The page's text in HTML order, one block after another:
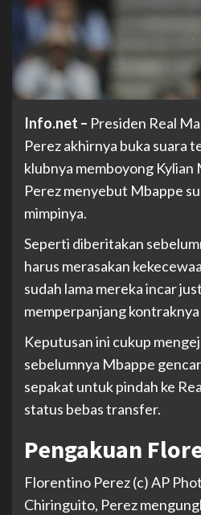
Info.net – Presiden Real
Perez akhirnya buka suara
klubnya memboyong Kylian
Perez menyebut Mbappe
mimpinya.
Seperti diberitakan
harus merasakan
sudah lama mereka incar
memperpanjang kontraknya
Keputusan ini cukup
sebelumnya Mbappe
sepakat untuk pindah ke
status bebas transfer.
Pengakuan
Florentino Perez (c) AP
Chiringuito, Perez